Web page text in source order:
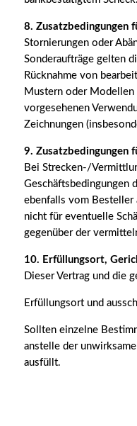
8. Zusatzbedingungen
Stornierungen oder
Sonderaufträge gelten
Rücknahme von
Mustern oder Modellen
vorgesehenen
Zeichnungen
9. Zusatzbedingungen
Bei Strecken-/
Geschäftsbedingungen
ebenfalls vom Besteller
nicht für eventuelle
gegenüber der
10. Erfüllungsort,
Dieser Vertrag und die
Erfüllungsort und
Sollten einzelne
anstelle der
ausfüllt.